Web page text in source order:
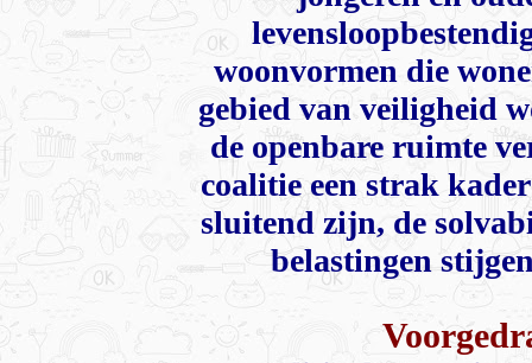
woonvormen die
gebied van veiligheid
de openbare ruimte
coalitie een strak
sluitend zijn, de
belastingen